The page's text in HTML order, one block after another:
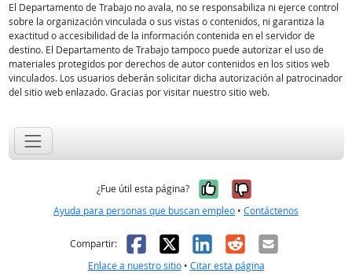
El Departamento de Trabajo no avala, no se responsabiliza ni ejerce control
sobre la organización vinculada o sus vistas o contenidos, ni garantiza la
exactitud o accesibilidad de la información contenida en el servidor de
destino. El Departamento de Trabajo tampoco puede autorizar el uso de
materiales protegidos por derechos de autor contenidos en los sitios web
vinculados. Los usuarios deberán solicitar dicha autorización al patrocinador
del sitio web enlazado. Gracias por visitar nuestro sitio web.
¿Fue útil esta página? Sí, fue útil
No, no fue
Ayuda para personas que buscan empleo • Contáctenos
Compartir: Facebook
X LinkedIn
RedditCorreo
Enlace a nuestro sitio• Citar esta página